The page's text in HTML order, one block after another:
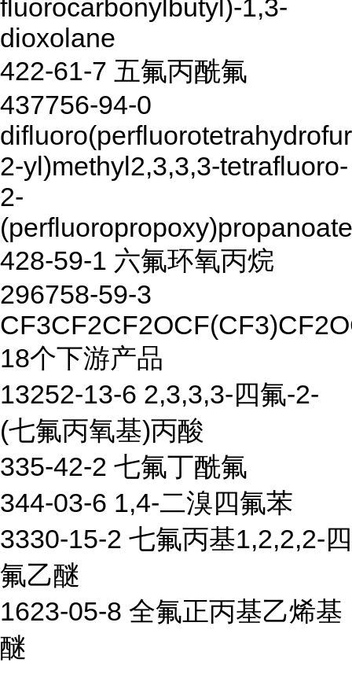
fluorocarbonylbutyl)-1,3-
dioxolane
422-61-7 五氟丙酰氟
437756-94-0
2-yl)methyl2,3,3,3-tetrafluoro-
2-
(perfluoropropoxy)propanoate
428-59-1 六氟环氧丙烷
296758-59-3
18个下游产品
13252-13-6 2,3,3,3-四氟-2-
(七氟丙氧基)丙酸
335-42-2 七氟丁酰氟
344-03-6 1,4-二溴四氟苯
3330-15-2 七氟丙基1,2,2,2-四
氟乙醚
1623-05-8 全氟正丙基乙烯基
醚